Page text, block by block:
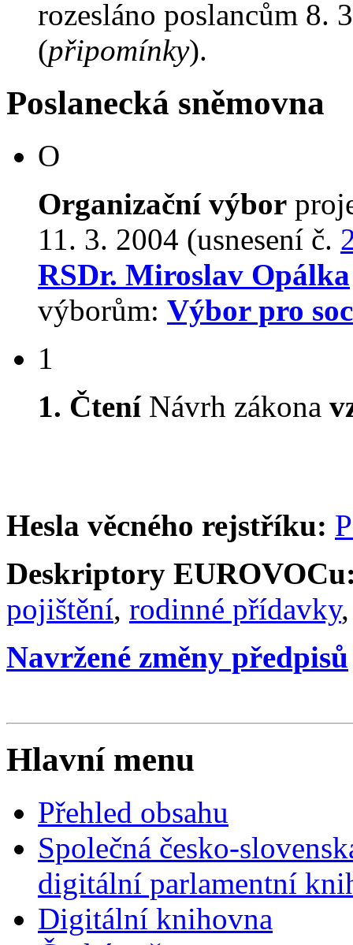
rozesláno poslancům 8.
(připomínky).
Poslanecká sněmovna
O
Organizační výbor
11. 3. 2004 (usnesení č.
RSDr. Miroslav Opálka
výborům: Výbor pro
1
1. ČteníNávrh zákona
Hesla věcného rejstříku:
Deskriptory
pojištění, rodinné přídavky
Navržené změny předpisů
Hlavní menu
Přehled obsahu
Společná česko-
digitální parlamentní
Digitální knihovna